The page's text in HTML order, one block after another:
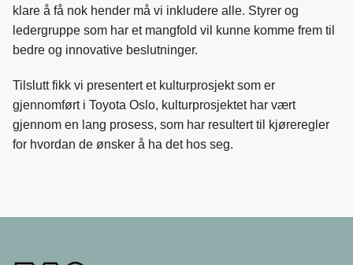
klare å få nok hender må vi inkludere alle. Styrer og
ledergruppe som har et mangfold vil kunne komme frem til
bedre og innovative beslutninger.
Tilslutt fikk vi presentert et kulturprosjekt som er
gjennomført i Toyota Oslo, kulturprosjektet har vært
gjennom en lang prosess, som har resultert til kjøreregler
for hvordan de ønsker å ha det hos seg.